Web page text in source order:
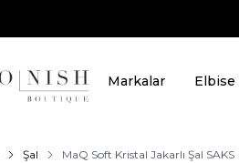
Markalar Elbise
Şal MaQ Soft Kristal Jakarlı Şal SAKS